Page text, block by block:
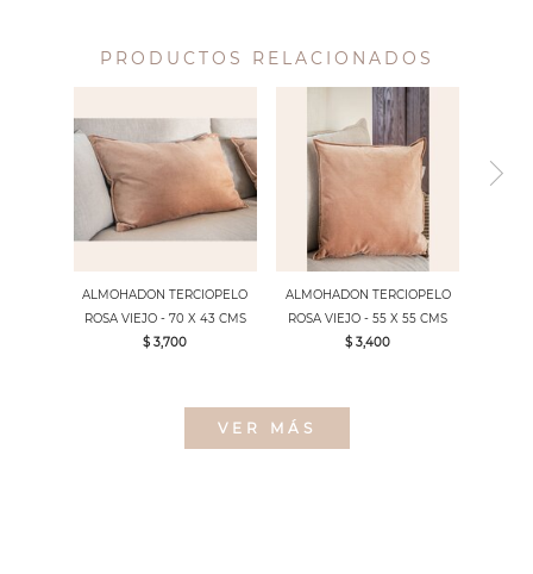
PRODUCTOS RELACIONADOS
ALMOHADON TERCIOPELO
ROSA VIEJO - 70 X 43 CMS
$ 3,700
ALMOHADON TERCIOPELO
ROSA VIEJO - 55 X 55 CMS
$ 3,400
VER MÁS